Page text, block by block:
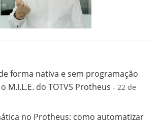
forma nativa e sem programação
M.I.L.E. do TOTVS Protheus - 22 de
no Protheus: como automatizar